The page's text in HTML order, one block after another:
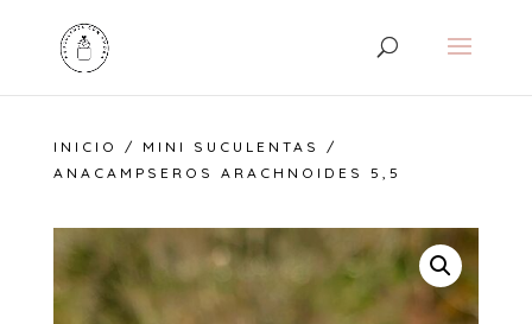
INICIO / MINI SUCULENTAS
/
ANACAMPSEROS ARACHNOIDES 5,5